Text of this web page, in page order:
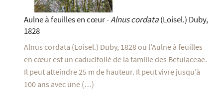
Aulne à feuilles en cœur -Alnus cordata(Loisel.) Duby,
1828
Alnus cordata (Loisel.) Duby, 1828 ou l’Aulne à feuilles
en cœur est un caducifolié de la famille des Betulaceae.
Il peut atteindre 25 m de hauteur. Il peut vivre jusqu’à
100 ans avec une (…)